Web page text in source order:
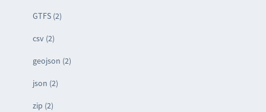
GTFS (2)
csv (2)
geojson (2)
json (2)
zip (2)